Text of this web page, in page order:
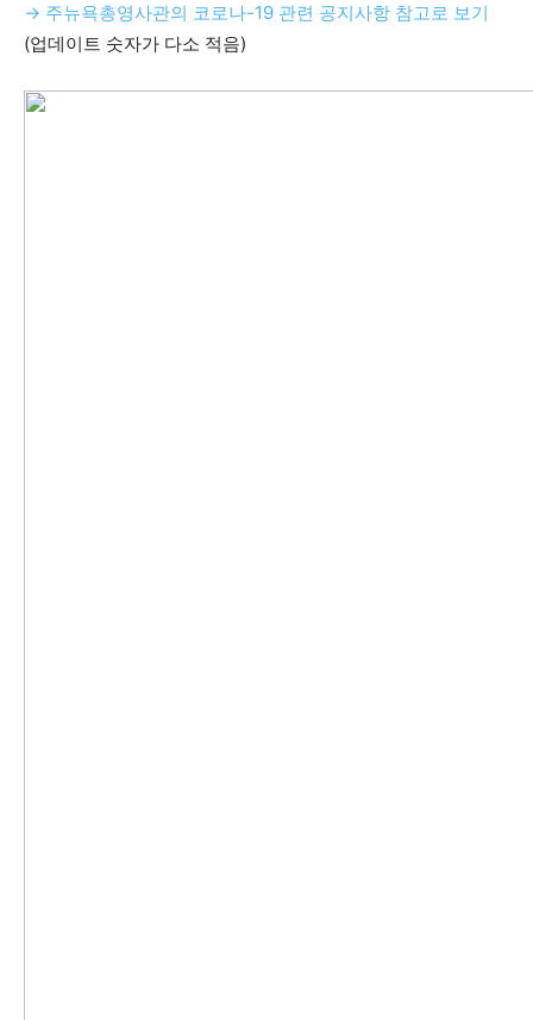
(PA/NJ/DE)
→ 주뉴욕총영사관의 코로나-19 관련 공지사항 참고로 보기
(업데이트 숫자가 다소 적음)